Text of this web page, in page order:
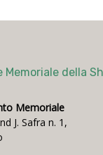
Memoriale della
Memoriale
J. Safra n. 1,